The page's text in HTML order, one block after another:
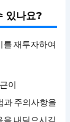
있나요?
를 재투자하여
이
과 주의사항을
을 내딛으시길